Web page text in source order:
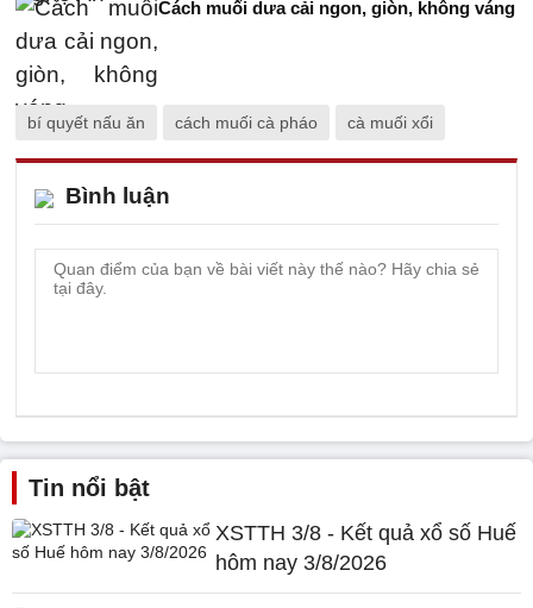
Cách muối dưa cải ngon, giòn, không váng
bí quyết nấu ăn cách muối cà pháo cà muối xổi
Bình luận
Tin nổi bật
XSTTH 3/8 - Kết quả xổ số Huế
hôm nay 3/8/2026